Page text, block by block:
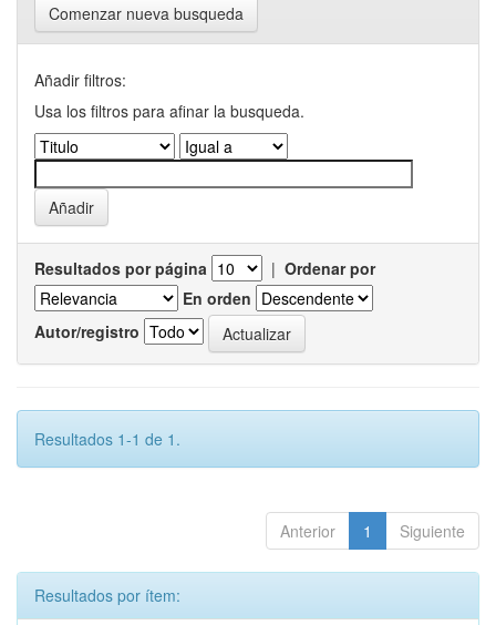
Comenzar nueva busqueda
Añadir filtros:
Usa los filtros para afinar la busqueda.
Resultados por página | Ordenar por
En orden
Autor/registro
Resultados 1-1 de 1.
Anterior 1 Siguiente
Resultados por ítem: